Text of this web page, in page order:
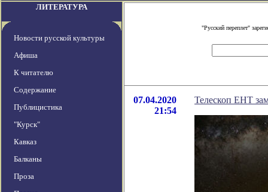
ЛИТЕРАТУРА
Новости русской культуры
Афиша
К читателю
Содержание
Публицистика
"Курск"
Кавказ
Балканы
Проза
"Русский переплет"
07.04.2020
21:54
Телескоп EHT